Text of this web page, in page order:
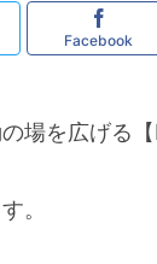
Facebook
場を広げる
。